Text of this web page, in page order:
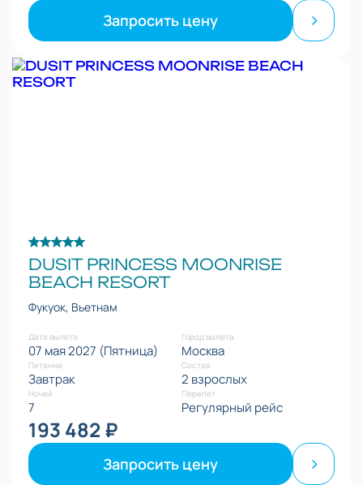
Запросить цену
DUSIT PRINCESS MOONRISE
BEACH RESORT
Фукуок, Вьетнам
Дата вылета
07 мая 2027 (Пятница)
Город вылета
Москва
Питание
Завтрак
Состав
2 взрослых
Ночей
7
Перелет
Регулярный рейс
193 482 ₽
Запросить цену